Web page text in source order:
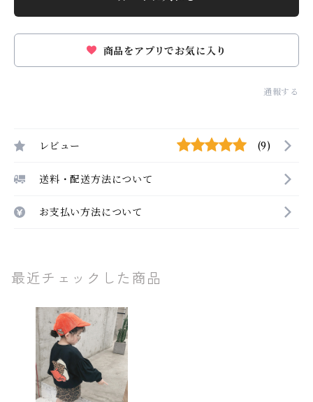
商品をアプリでお気に入り
通報する
レビュー (9)
送料・配送方法について
お支払い方法について
最近チェックした商品